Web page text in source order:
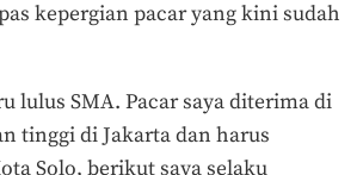
kepergian pacar yang kini sudah
lulus SMA. Pacar saya diterima di
tinggi di Jakarta dan harus
Solo, berikut saya selaku